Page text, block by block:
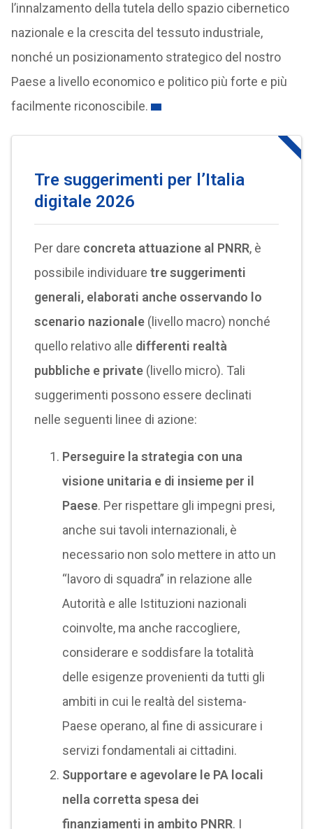
l’innalzamento della tutela dello spazio cibernetico
nazionale e la crescita del tessuto industriale,
nonché un posizionamento strategico del nostro
Paese a livello economico e politico più forte e più
facilmente riconoscibile.
Tre suggerimenti per l’Italia
digitale 2026
Per dare concreta attuazione al PNRR, è
possibile individuare tre suggerimenti
generali, elaborati anche osservando lo
scenario nazionale(livello macro) nonché
quello relativo alle differenti realtà
pubbliche e private(livello micro). Tali
suggerimenti possono essere declinati
nelle seguenti linee di azione:
Perseguire la strategia con una
visione unitaria e di insieme per il
Paese. Per rispettare gli impegni presi,
anche sui tavoli internazionali, è
necessario non solo mettere in atto un
“lavoro di squadra” in relazione alle
Autorità e alle Istituzioni nazionali
coinvolte, ma anche raccogliere,
considerare e soddisfare la totalità
delle esigenze provenienti da tutti gli
ambiti in cui le realtà del sistema-
Paese operano, al fine di assicurare i
servizi fondamentali ai cittadini.
Supportare e agevolare le PA locali
nella corretta spesa dei
finanziamenti in ambito PNRR. I